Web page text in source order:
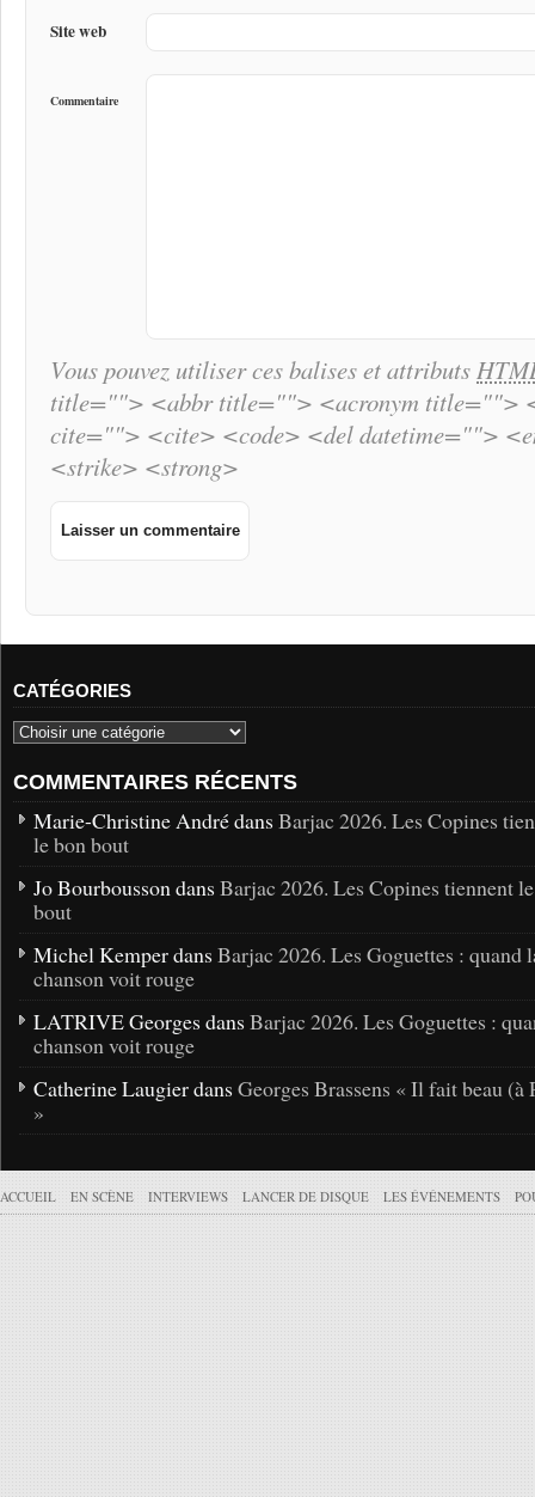
Site web
Commentaire
Vous pouvez utiliser ces balises et attributs
title=""> <abbr title=""> <acronym title="">
cite=""> <cite> <code> <del datetime="">
<strike> <strong>
CATÉGORIES
COMMENTAIRES RÉCENTS
Marie-Christine André dans Barjac 2026. Les Copines
le bon bout
Jo Bourbousson dans Barjac 2026. Les Copines tiennent
bout
Michel Kemper dans Barjac 2026. Les Goguettes : quand
chanson voit rouge
LATRIVE Georges dans Barjac 2026. Les Goguettes :
chanson voit rouge
Catherine Laugier dans Georges Brassens « Il fait beau (à
»
ACCUEIL EN SCÈNE INTERVIEWS LANCER DE DISQUE LES ÉVÉNEMENTS